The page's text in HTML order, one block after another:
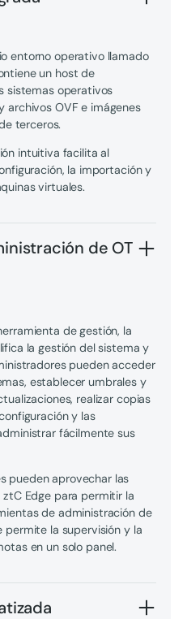
entorno operativo llamado
un host de
sistemas operativos
archivos OVF e imágenes
terceros.
intuitiva facilita al
la importación y
virtuales.
de OT
de gestión, la
la gestión del sistema y
pueden acceder
establecer umbrales y
realizar copias
y las
fácilmente sus
pueden aprovechar las
ztC Edge para permitir la
de administración de
permite la supervisión y la
en un solo panel.